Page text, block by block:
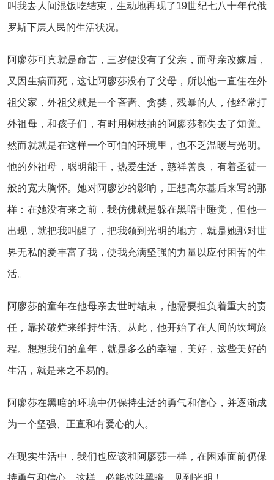
叫我去人间混饭吃结束，生动地再现了19世纪七八十年代俄
罗斯下层人民的生活状况。
阿廖莎可真就是命苦，三岁便没有了父亲，而母亲改嫁后，
又因生病而死，这让阿廖莎没有了父母，所以他一直住在外
祖父家，外祖父就是一个吝啬、贪婪，残暴的人，他经常打
外祖母，和孩子们，有时用树枝抽的阿廖莎都失去了知觉。
然而就就是在这样一个可怕的环境里，也不乏温暖与光明。
他的外祖母，聪明能干，热爱生活，慈祥善良，有着圣徒一
般的宽大胸怀。她对阿廖沙的影响，正想高尔基后来写的那
样：在她没有来之前，我仿佛就是躲在黑暗中睡觉，但他一
出现，就把我叫醒了，把我领到光明的地方，就是她那对世
界无私的爱丰富了我，使我充满坚强的力量以应付困苦的生
活。
阿廖莎的童年在他母亲去世时结束，他需要担负着重大的责
任，靠捡破烂来维持生活。从此，他开始了在人间的坎坷旅
程。想想我们的童年，就是多么的幸福，美好，这些美好的
生活，就是来之不易的。
阿廖莎在黑暗的环境中仍保持生活的勇气和信心，并逐渐成
为一个坚强、正直和有爱心的人。
在现实生活中，我们也应该和阿廖莎一样，在困难面前仍保
持勇气和信心。这样，必能战胜黑暗，见到光明！